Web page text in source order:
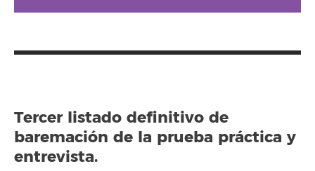
Tercer listado definitivo de
baremación de la prueba práctica y
entrevista.